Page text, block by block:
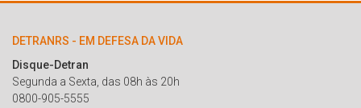
DETRANRS - EM DEFESA DA VIDA
Disque-Detran
Segunda a Sexta, das 08h às 20h
0800-905-5555